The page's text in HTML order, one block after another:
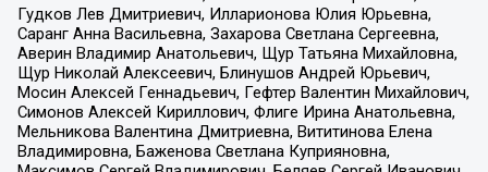
Гудков Лев Дмитриевич, Илларионова Юлия Юрьевна,
Саранг Анна Васильевна, Захарова Светлана Сергеевна,
Аверин Владимир Анатольевич, Щур Татьяна Михайловна,
Щур Николай Алексеевич, Блинушов Андрей Юрьевич,
Мосин Алексей Геннадьевич, Гефтер Валентин Михайлович,
Симонов Алексей Кириллович, Флиге Ирина Анатольевна,
Мельникова Валентина Дмитриевна, Вититинова Елена
Владимировна, Баженова Светлана Куприяновна,